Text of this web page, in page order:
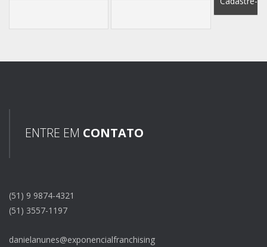
ENTRE EM CONTATO
(51) 9 9874-4321
(51) 3557-1197
danielanunes@exponencialfranchising